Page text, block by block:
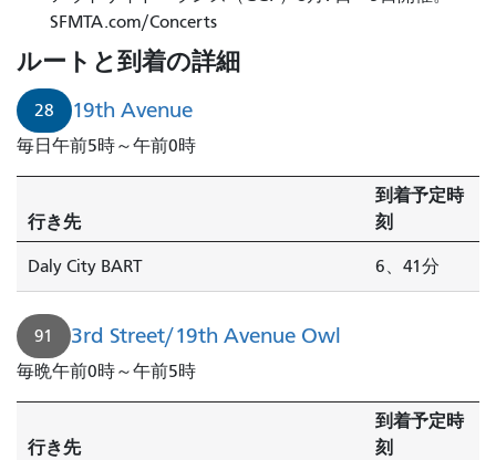
SFMTA.com/Concerts
ルートと到着の詳細
28 19th Avenue
毎日午前5時～午前0時
行き先
到着予定時
刻
Daly City BART 6、41分
91 3rd Street/19th Avenue Owl
毎晩午前0時～午前5時
行き先
到着予定時
刻